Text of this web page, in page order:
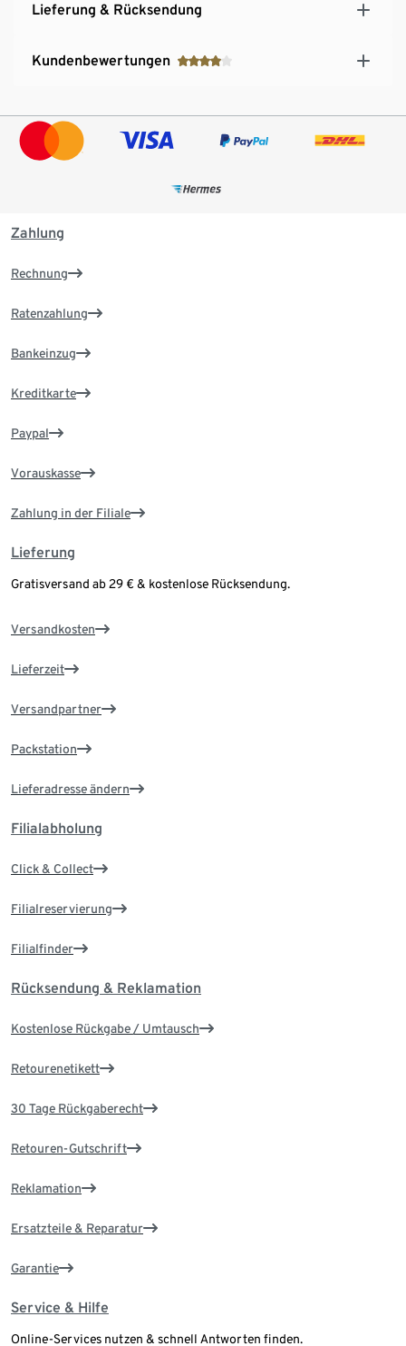
Lieferung & Rücksendung
Kundenbewertungen
Zahlung
Rechnung
Ratenzahlung
Bankeinzug
Kreditkarte
Paypal
Vorauskasse
Zahlung in der Filiale
Lieferung
Gratisversand ab 29 € & kostenlose Rücksendung.
Versandkosten
Lieferzeit
Versandpartner
Packstation
Lieferadresse ändern
Filialabholung
Click & Collect
Filialreservierung
Filialfinder
Rücksendung & Reklamation
Kostenlose Rückgabe / Umtausch
Retourenetikett
30 Tage Rückgaberecht
Retouren-Gutschrift
Reklamation
Ersatzteile & Reparatur
Garantie
Service & Hilfe
Online-Services nutzen & schnell Antworten finden.